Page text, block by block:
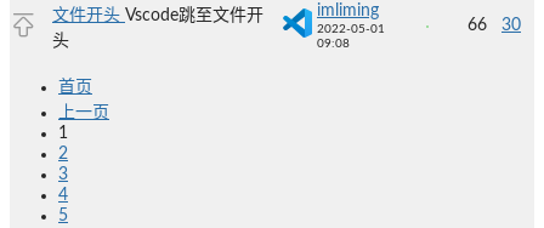
文件开头 Vscode跳至文件开
头
imliming
2022-05-01
09:08
66 30
首页
上一页
1
2
3
4
5